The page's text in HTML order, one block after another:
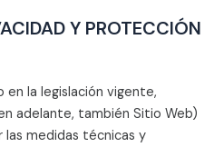
Y PROTECCIÓN
la legislación vigente,
adelante, también Sitio Web)
medidas técnicas y